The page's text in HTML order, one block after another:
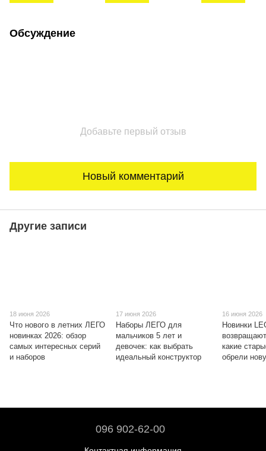
Обсуждение
Добавьте первый отзыв
Новый комментарий
Другие записи
18 июня 2026
Что нового в летних ЛЕГО
новинках 2026: обзор
самых интересных серий
и наборов
17 июня 2026
Наборы ЛЕГО для
мальчиков 5 лет и
девочек: как выбрать
идеальный конструктор
16 июня 2026
Новинки
какие
обрели
096 902-62-00